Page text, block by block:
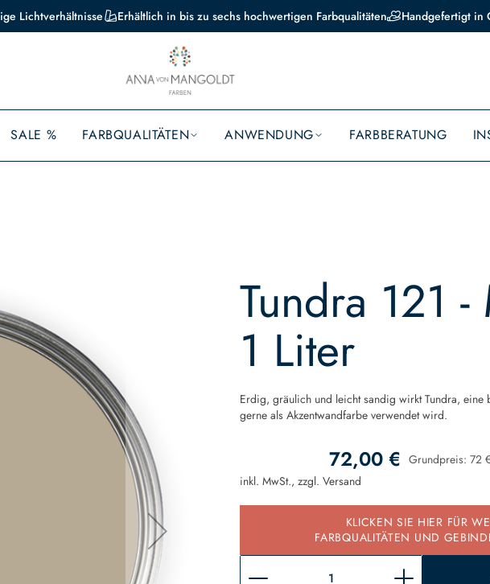
Lichtverhältnisse Erhältlich in bis zu sechs hochwertigen Farbqualitäten Handgefertigt in
SALE % FARBQUALITÄTEN ANWENDUNG FARBBERATUNG
Tundra 121 -
1 Liter
Erdig, gräulich und leicht sandig wirkt Tundra,
gerne als Akzentwandfarbe verwendet wird.
72,00 € Grundpreis: 72
inkl. MwSt., zzgl.Versand
KLICKEN SIE HIER FÜR
FARBQUALITÄTEN UND